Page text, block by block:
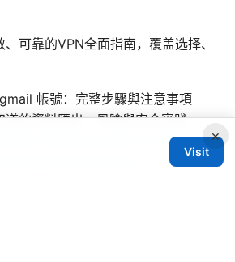
可靠的VPN全面指南，覆盖选择、
帳號：完整步驟與注意事項
的資料匯出、風險與安全實踐
VPN Here’s How To Fix It:
Guide
×
Visit